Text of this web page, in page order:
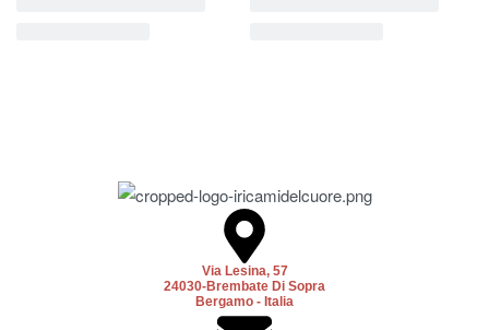
Via Lesina, 57
24030-Brembate Di Sopra
Bergamo - Italia